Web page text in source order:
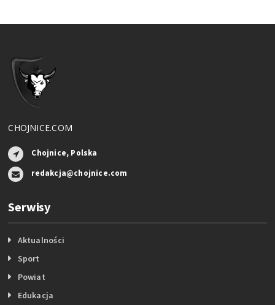
CHOJNICE.COM
Chojnice, Polska
redakcja@chojnice.com
Serwisy
Aktualności
Sport
Powiat
Edukacja